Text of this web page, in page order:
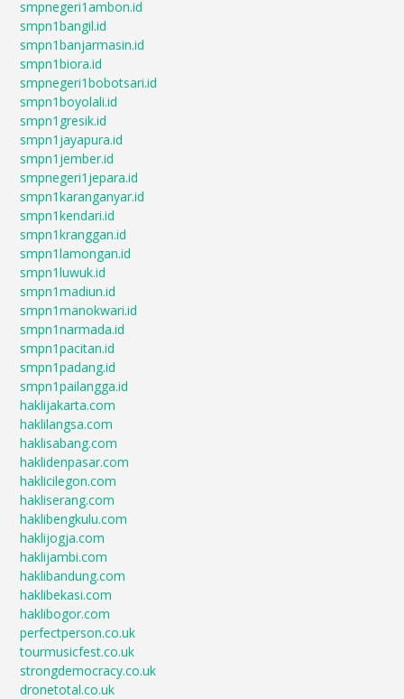
smpnegeri1ambon.id
smpn1bangil.id
smpn1banjarmasin.id
smpn1biora.id
smpnegeri1bobotsari.id
smpn1boyolali.id
smpn1gresik.id
smpn1jayapura.id
smpn1jember.id
smpnegeri1jepara.id
smpn1karanganyar.id
smpn1kendari.id
smpn1kranggan.id
smpn1lamongan.id
smpn1luwuk.id
smpn1madiun.id
smpn1manokwari.id
smpn1narmada.id
smpn1pacitan.id
smpn1padang.id
smpn1pailangga.id
haklijakarta.com
haklilangsa.com
haklisabang.com
haklidenpasar.com
haklicilegon.com
hakliserang.com
haklibengkulu.com
haklijogja.com
haklijambi.com
haklibandung.com
haklibekasi.com
haklibogor.com
perfectperson.co.uk
tourmusicfest.co.uk
strongdemocracy.co.uk
dronetotal.co.uk